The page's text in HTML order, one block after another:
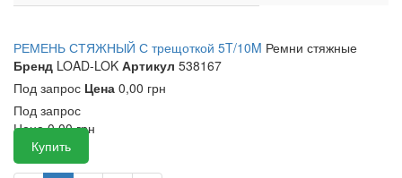
РЕМЕНЬ СТЯЖНЫЙ С трещоткой 5T/10M Ремни стяжные
Бренд LOAD-LOK Артикул 538167
Под запрос Цена 0,00 грн
Под запрос
Цена 0,00грн
Купить